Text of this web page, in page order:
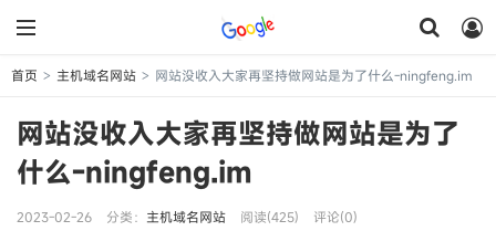
首页 > 主机域名网站 > 网站没收入大家再坚持做网站是为了什么-ningfeng.im
网站没收入大家再坚持做网站是为了
什么-ningfeng.im
2023-02-26 分类： 主机域名网站 阅读(425) 评论(0)